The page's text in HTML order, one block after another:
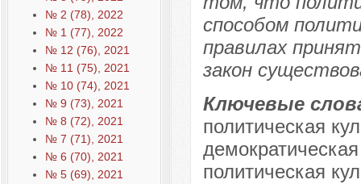
№ 2 (78), 2022
№ 1 (77), 2022
№ 12 (76), 2021
№ 11 (75), 2021
№ 10 (74), 2021
№ 9 (73), 2021
№ 8 (72), 2021
№ 7 (71), 2021
№ 6 (70), 2021
№ 5 (69), 2021
способом
правилах
закон
Ключевые
политическая
политическая